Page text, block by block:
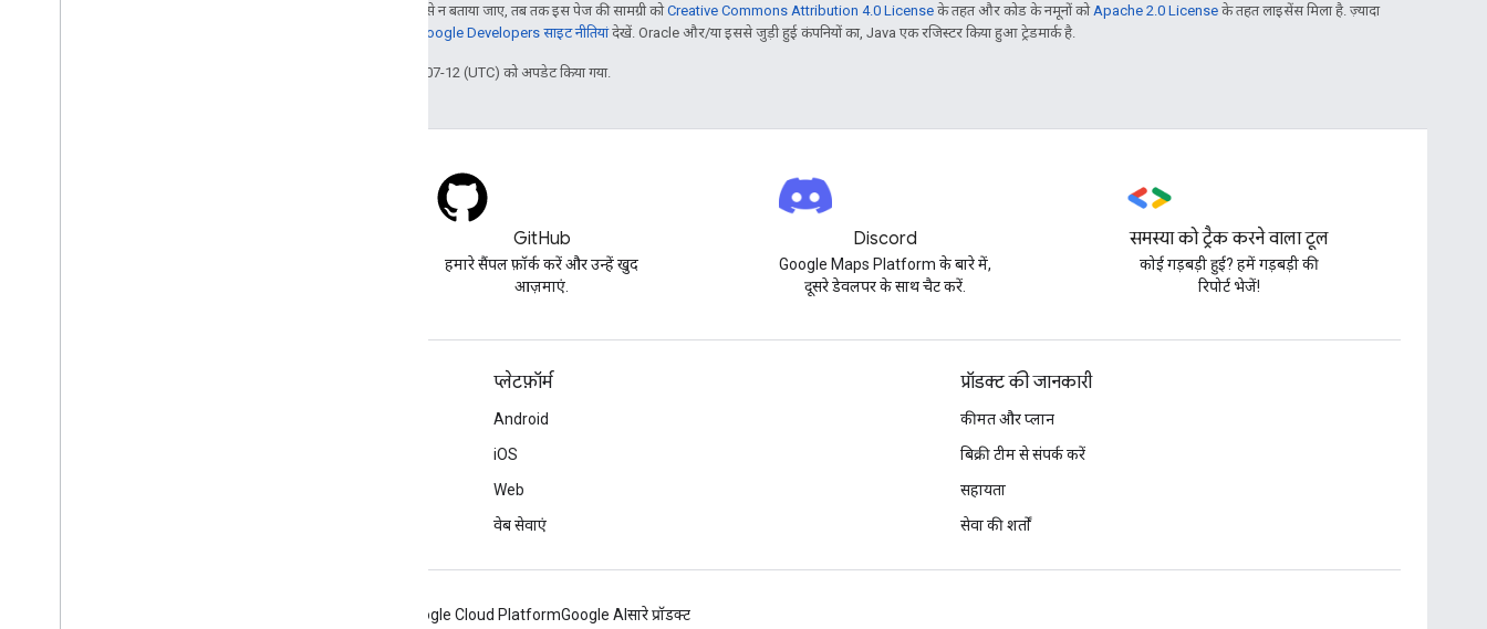
जब तक कुछ अलग से न बताया जाए, तब तक इस पेज की सामग्री कोCreative Commons Attribution 4.0 License के तहत और कोड के नमूनों को Apache 2.0 License के तहत लाइसेंस मिला है. ज़्यादा
Google Developers साइट नीतियांदेखें. Oracle और/या इससे जुड़ी हुई कंपनियों का, Java एक रजिस्टर किया हुआ ट्रेडमार्क है.
आखिरी बार 2026-07-12 (UTC) को अपडेट किया गया.
GitHub
हमारे सैंपल फ़ॉर्क करें और उन्हें खुद
आज़माएं.
Discord
Google Maps Platform के बारे में,
दूसरे डेवलपर के साथ चैट करें.
समस्या को ट्रैक करने वाला टूल
कोई गड़बड़ी हुई? हमें गड़बड़ी की
रिपोर्ट भेजें!
प्‍लेटफ़ॉर्म
Android
iOS
Web
वेब सेवाएं
प्रॉडक्ट की जानकारी
कीमत और प्लान
बिक्री टीम से संपर्क करें
सहायता
सेवा की शर्तों
Google Cloud PlatformGoogle AI सारे प्रॉडक्ट